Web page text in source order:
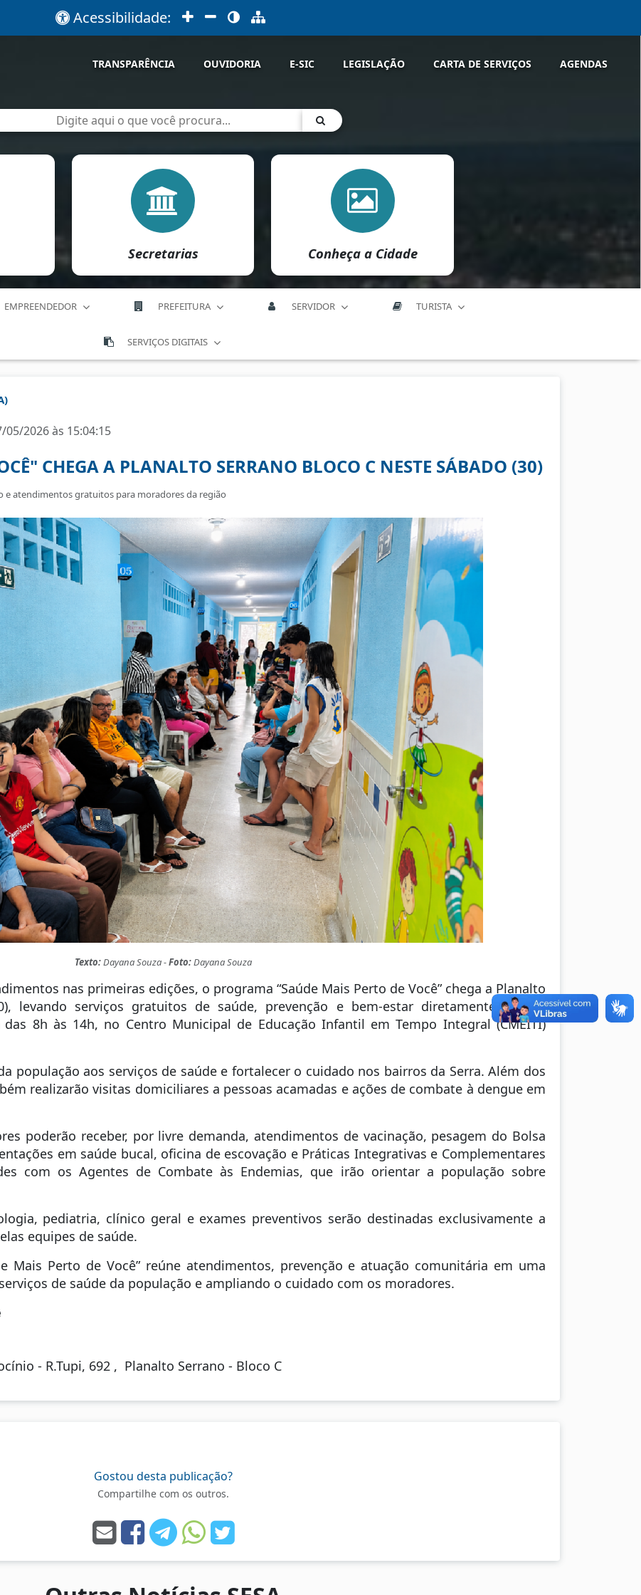
Acessibilidade:
TRANSPARÊNCIA OUVIDORIA E-SIC LEGISLAÇÃO CARTA DE SERVIÇOS AGENDAS
Secretarias Conheça a Cidade
EMPREENDEDOR PREFEITURA SERVIDOR TURISTA
SERVIÇOS DIGITAIS
2026 às 15:04:15
CHEGA A PLANALTO SERRANO BLOCO C NESTE SÁBADO (30)
e atendimentos gratuitos para moradores da região
Texto:Dayana Souza -Foto:Dayana Souza
nas primeiras edições, o programa “Saúde Mais Perto de Você” chega a Planalto
levando serviços gratuitos de saúde, prevenção e bem-estar diretamente para a
8h às 14h, no Centro Municipal de Educação Infantil em Tempo Integral (CMEITI)
população aos serviços de saúde e fortalecer o cuidado nos bairros da Serra. Além dos
realizarão visitas domiciliares a pessoas acamadas e ações de combate à dengue em
poderão receber, por livre demanda, atendimentos de vacinação, pesagem do Bolsa
em saúde bucal, oficina de escovação e Práticas Integrativas e Complementares
com os Agentes de Combate às Endemias, que irão orientar a população sobre
pediatria, clínico geral e exames preventivos serão destinadas exclusivamente a
equipes de saúde.
Mais Perto de Você” reúne atendimentos, prevenção e atuação comunitária em uma
de saúde da população e ampliando o cuidado com os moradores.
- R.Tupi, 692 , Planalto Serrano - Bloco C
Gostou desta publicação?
Compartilhe com os outros.